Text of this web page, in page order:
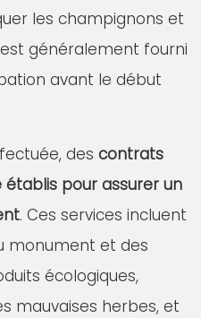
les champignons et
généralement fourni
avant le début
des contrats
pour assurer un
. Ces services incluent
monument et des
écologiques,
mauvaises herbes, et